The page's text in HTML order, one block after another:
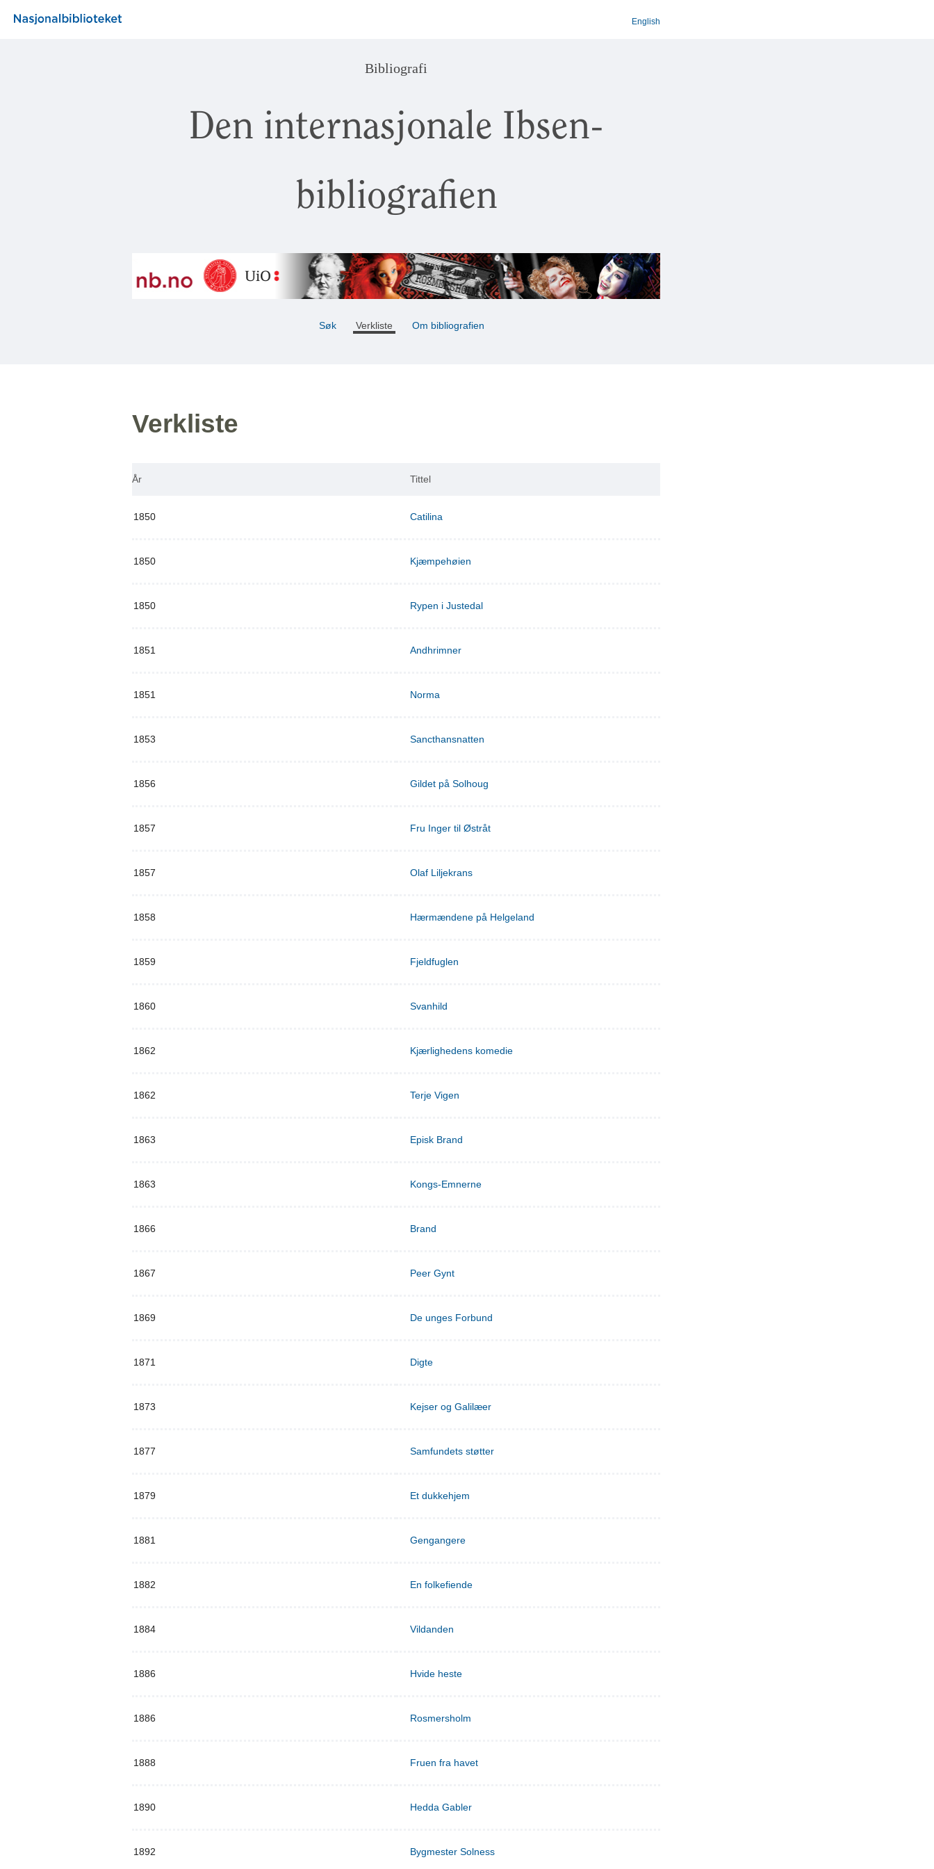
English
Bibliografi
Den internasjonale Ibsen-
bibliografien
Søk Verkliste Om bibliografien
Verkliste
År Tittel
1850 Catilina
1850 Kjæmpehøien
1850 Rypen i Justedal
1851 Andhrimner
1851 Norma
1853 Sancthansnatten
1856 Gildet på Solhoug
1857 Fru Inger til Østråt
1857 Olaf Liljekrans
1858 Hærmændene på Helgeland
1859 Fjeldfuglen
1860 Svanhild
1862 Kjærlighedens komedie
1862 Terje Vigen
1863 Episk Brand
1863 Kongs-Emnerne
1866 Brand
1867 Peer Gynt
1869 De unges Forbund
1871 Digte
1873 Kejser og Galilæer
1877 Samfundets støtter
1879 Et dukkehjem
1881 Gengangere
1882 En folkefiende
1884 Vildanden
1886 Hvide heste
1886 Rosmersholm
1888 Fruen fra havet
1890 Hedda Gabler
1892 Bygmester Solness